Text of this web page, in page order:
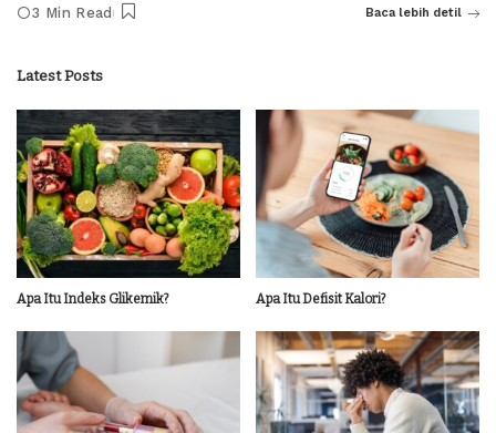
3 Min Read Baca lebih detil
Latest Posts
Apa Itu Indeks Glikemik? Apa Itu Defisit Kalori?